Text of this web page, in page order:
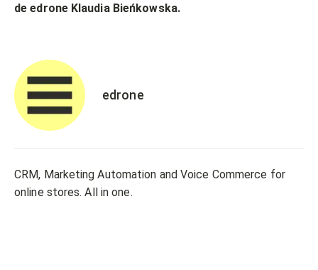
de edrone Klaudia Bieńkowska.
edrone
CRM, Marketing Automation and Voice Commerce for
online stores. All in one.